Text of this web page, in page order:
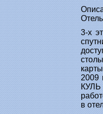
3-х
2009
КУЛЬ
в